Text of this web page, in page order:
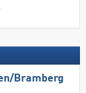
​Bramberg